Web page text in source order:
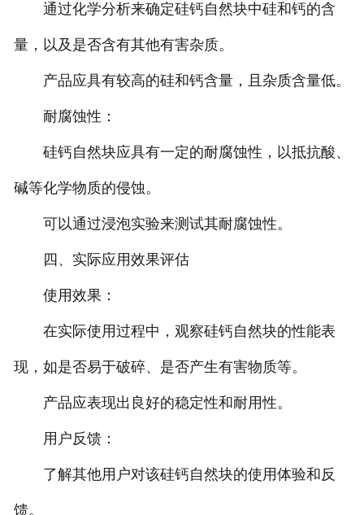
通过化学分析来确定硅钙自然块中硅和钙的含
量，以及是否含有其他有害杂质。
产品应具有较高的硅和钙含量，且杂质含量低。
耐腐蚀性：
硅钙自然块应具有一定的耐腐蚀性，以抵抗酸、
碱等化学物质的侵蚀。
可以通过浸泡实验来测试其耐腐蚀性。
四、实际应用效果评估
使用效果：
在实际使用过程中，观察硅钙自然块的性能表
现，如是否易于破碎、是否产生有害物质等。
产品应表现出良好的稳定性和耐用性。
用户反馈：
了解其他用户对该硅钙自然块的使用体验和反
馈。